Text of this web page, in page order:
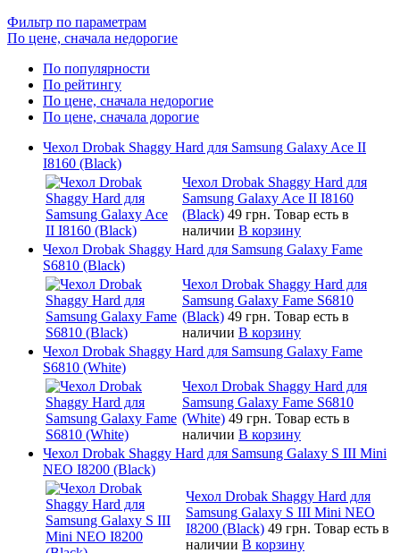
Фильтр по параметрам
По цене, сначала недорогие
По популярности
По рейтингу
По цене, сначала недорогие
По цене, сначала дорогие
Чехол Drobak Shaggy Hard для Samsung Galaxy Ace II
I8160 (Black)
Чехол Drobak Shaggy Hard для
Samsung Galaxy Ace II I8160
(Black) 49 грн. Товар есть в
наличии В корзину
Чехол Drobak Shaggy Hard для Samsung Galaxy Fame
S6810 (Black)
Чехол Drobak Shaggy Hard для
Samsung Galaxy Fame S6810
(Black) 49 грн. Товар есть в
наличии В корзину
Чехол Drobak Shaggy Hard для Samsung Galaxy Fame
S6810 (White)
Чехол Drobak Shaggy Hard для
Samsung Galaxy Fame S6810
(White) 49 грн. Товар есть в
наличии В корзину
Чехол Drobak Shaggy Hard для Samsung Galaxy S III Mini
NEO I8200 (Black)
Чехол Drobak Shaggy Hard для
Samsung Galaxy S III Mini NEO
I8200 (Black) 49 грн. Товар есть в
наличии В корзину